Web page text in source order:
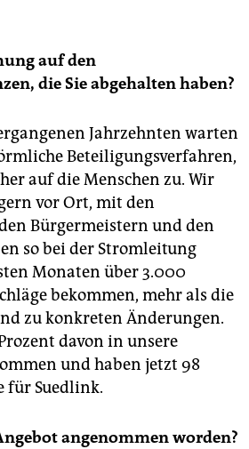
auf den
die Sie abgehalten haben?
Jahrzehnten warten
Beteiligungsverfahren,
auf die Menschen zu. Wir
vor Ort, mit den
Bürgermeistern und den
so bei der Stromleitung
Monaten über 3.000
bekommen, mehr als die
zu konkreten Änderungen.
davon in unsere
und haben jetzt 98
für Suedlink.
angenommen worden?